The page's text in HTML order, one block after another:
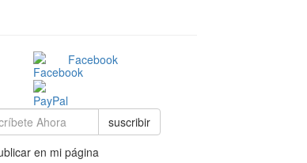
Facebook
suscribir
en mi página